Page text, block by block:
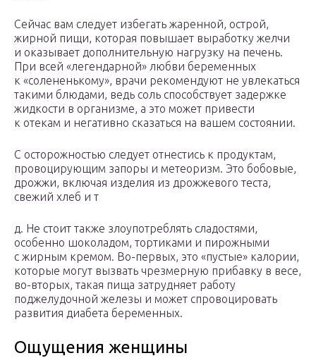
Сейчас вам следует избегать жаренной, острой,
жирной пищи, которая повышает выработку желчи
и оказывает дополнительную нагрузку на печень.
При всей «легендарной» любви беременных
к «солененькому», врачи рекомендуют не увлекаться
такими блюдами, ведь соль способствует задержке
жидкости в организме, а это может привести
к отекам и негативно сказаться на вашем состоянии.
С осторожностью следует отнестись к продуктам,
провоцирующим запоры и метеоризм. Это бобовые,
дрожжи, включая изделия из дрожжевого теста,
свежий хлеб и т
д. Не стоит также злоупотреблять сладостями,
особенно шоколадом, тортиками и пирожными
с жирным кремом. Во-первых, это «пустые» калории,
которые могут вызвать чрезмерную прибавку в весе,
во-вторых, такая пища затрудняет работу
поджелудочной железы и может спровоцировать
развития диабета беременных.
Ощущения женщины